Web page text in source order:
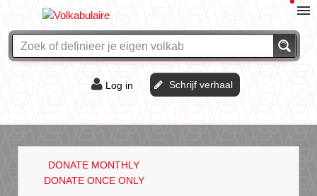
Log in Schrijf verhaal
DONATE MONTHLY
DONATE ONCE ONLY